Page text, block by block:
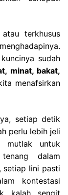
terkhusus
sudah
minat, bakat,
menafsirkan
setiap detik
perlu lebih jeli
mutlak untuk
dalam
setiap lini pasti
kontestasi
kalah sengit